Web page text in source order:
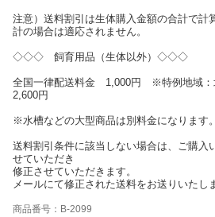
注意）送料割引は生体購入金額の合計で計
計の場合は適応されません。
◇◇◇ 飼育用品（生体以外）◇◇◇
全国一律配送料金 1,000円 ※特例地域
2,600円
※水槽などの大型商品は別料金になります。
送料割引条件に該当しない場合は、ご購入
せていただき
修正させていただきます。
メールにて修正された送料をお送りいたし
商品番号：B-2099